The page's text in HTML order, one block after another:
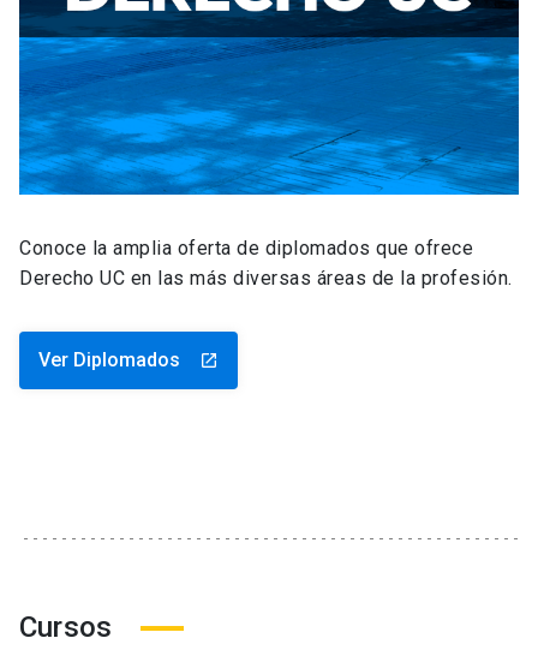
Conoce la amplia oferta de diplomados que ofrece
Derecho UC en las más diversas áreas de la profesión.
Ver Diplomados launch
Cursos